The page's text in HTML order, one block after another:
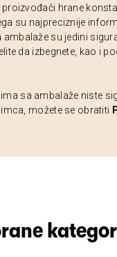
hrane
su najpreciznije
su jedini
da izbegnete, kao i
sa ambalaže niste
možete se obratiti